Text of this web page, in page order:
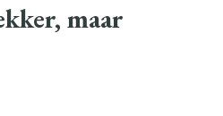
maar